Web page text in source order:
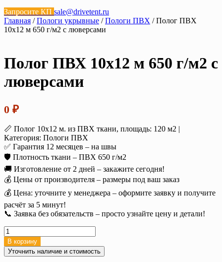
Запросите КП sale@drivetent.ru
Главная /Пологи укрывные /Пологи ПВХ / Полог ПВХ
10х12 м 650 г/м2 с люверсами
Полог ПВХ 10х12 м 650 г/м2 с
люверсами
0 ₽
📏 Полог 10х12 м. из ПВХ ткани, площадь: 120 м2 |
Категория: Пологи ПВХ
✅ Гарантия 12 месяцев – на швы
🛡️ Плотность ткани – ПВХ 650 г/м2
🚚 Изготовление от 2 дней – закажите сегодня!
💰 Цены от производителя – размеры под ваш заказ
💰 Цена: уточните у менеджера – оформите заявку и получите
расчёт за 5 минут!
📞 Заявка без обязательств – просто узнайте цену и детали!
Количество
товара
Полог
ПВХ
В корзину
Уточнить наличие и стоимость